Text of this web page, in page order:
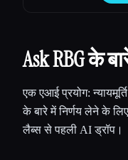
Ask RBG के
एक एआई प्रयोग:
के बारे में निर्णय लेने के
लैब्स से पहली AI ड्रॉप।